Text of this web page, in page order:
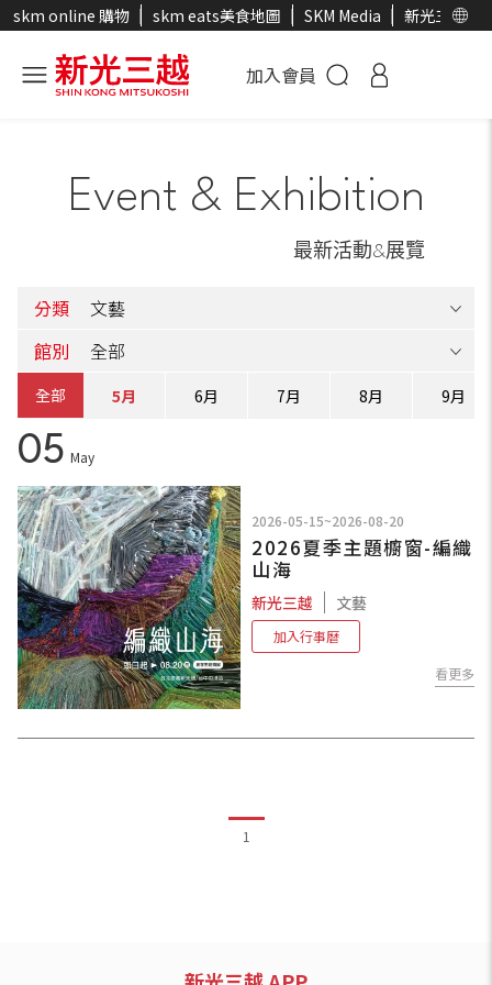
skm online 購物 skm eats美食地圖 SKM Media 新光三越官
加入會員
Event & Exhibition
最新活動&展覽
分類
館別
全部
4月 5月 6月 7月 8月 9月
05 May
2026-05-15~2026-08-20
2026夏季主題櫥窗-編織
山海
新光三越 文藝
加入行事曆
看更多
1